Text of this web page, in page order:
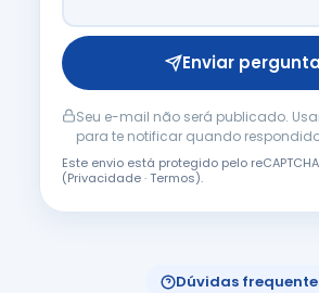
Enviar pergunta
Seu e-mail não será publicado.
para te notificar quando
Este envio está protegido pelo
(Privacidade·Termos).
Dúvidas